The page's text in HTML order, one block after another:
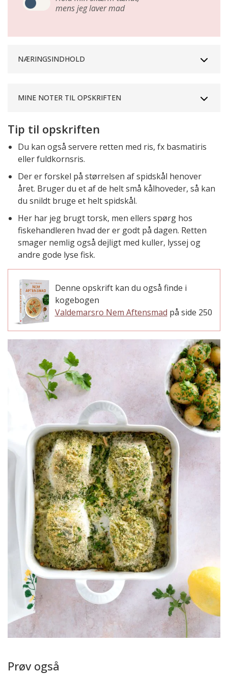
mens jeg laver mad
NÆRINGSINDHOLD
MINE NOTER TIL OPSKRIFTEN
Tip til opskriften
Du kan også servere retten med ris, fx basmatiris
eller fuldkornsris.
Der er forskel på størrelsen af spidskål henover
året. Bruger du et af de helt små kålhoveder, så kan
du snildt bruge et helt spidskål.
Her har jeg brugt torsk, men ellers spørg hos
fiskehandleren hvad der er godt på dagen. Retten
smager nemlig også dejligt med kuller, lyssej og
andre gode lyse fisk.
Denne opskrift kan du også finde i
kogebogen
Valdemarsro Nem Aftensmad på side 250
Prøv også